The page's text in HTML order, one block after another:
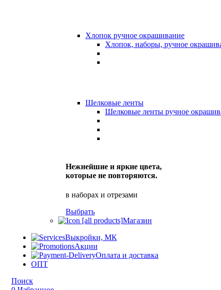
Хлопок ручное окрашивание
Хлопок, наборы, ручное
Шелковые ленты
Шелковые ленты ручное
Нежнейшие и яркие цвета,
которые не повторяются.
в наборах и отрезами
Выбрать
Магазин
Выкройки, МК
Акции
Оплата и доставка
ОПТ
Поиск